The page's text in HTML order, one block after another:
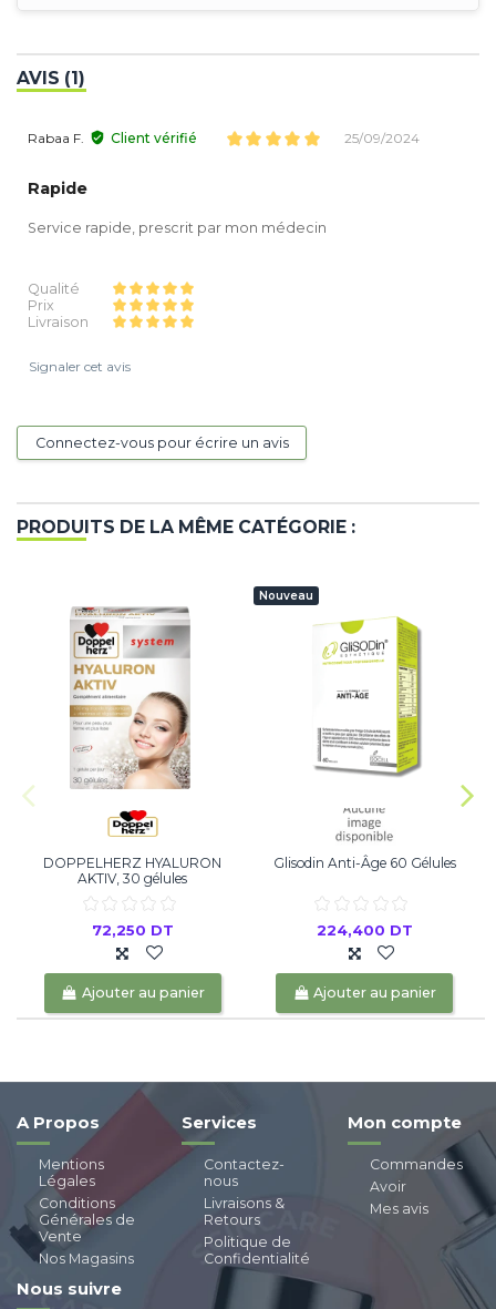
AVIS (1)
Rabaa F. Client vérifié 25/09/2024
Rapide
Service rapide, prescrit par mon médecin
Qualité
Prix
Livraison
Signaler cet avis
Connectez-vous pour écrire un avis
PRODUITS DE LA MÊME CATÉGORIE :
DOPPELHERZ HYALURON
AKTIV, 30 gélules
72,250 DT
Ajouter au panier
Nouveau
Glisodin Anti-Âge 60 Gélules
224,400 DT
Ajouter au panier
A Propos
Mentions
Légales
Conditions
Générales de
Vente
Nos Magasins
Services
Contactez-
nous
Livraisons &
Retours
Politique de
Confidentialité
Mon compte
Commandes
Avoir
Mes avis
Nous suivre